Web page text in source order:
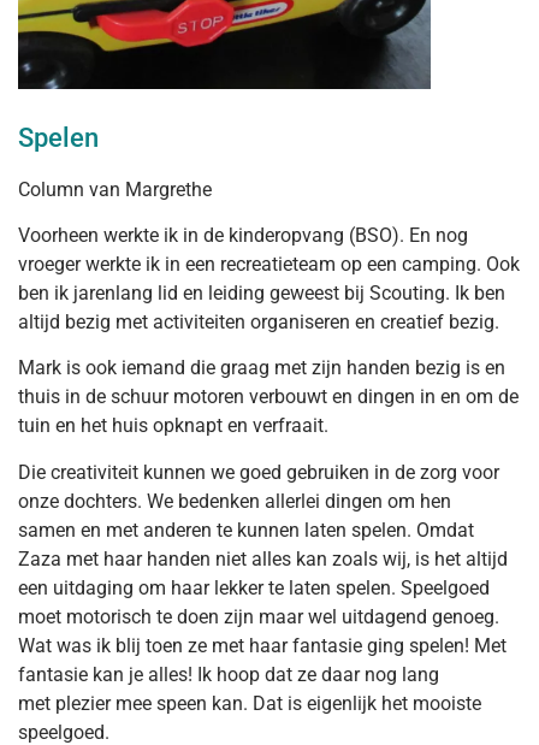
Spelen
Column van Margrethe
Voorheen werkte ik in de kinderopvang (BSO). En nog
vroeger werkte ik in een recreatieteam op een camping. Ook
ben ik jarenlang lid en leiding geweest bij Scouting. Ik ben
altijd bezig met activiteiten organiseren en creatief bezig.
Mark is ook iemand die graag met zijn handen bezig is en
thuis in de schuur motoren verbouwt en dingen in en om de
tuin en het huis opknapt en verfraait.
Die creativiteit kunnen we goed gebruiken in de zorg voor
onze dochters. We bedenken allerlei dingen om hen
samen en met anderen te kunnen laten spelen. Omdat
Zaza met haar handen niet alles kan zoals wij, is het altijd
een uitdaging om haar lekker te laten spelen. Speelgoed
moet motorisch te doen zijn maar wel uitdagend genoeg.
Wat was ik blij toen ze met haar fantasie ging spelen! Met
fantasie kan je alles! Ik hoop dat ze daar nog lang
met plezier mee speen kan. Dat is eigenlijk het mooiste
speelgoed.